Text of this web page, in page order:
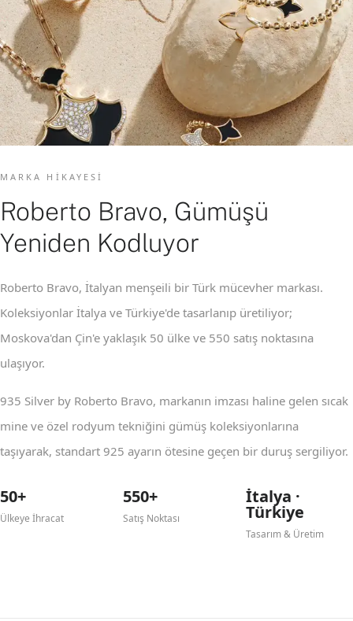
MARKA HIKAYESI
Roberto Bravo, Gümüşü
Yeniden Kodluyor
Roberto Bravo, İtalyan menşeili bir Türk mücevher markası.
Koleksiyonlar İtalya ve Türkiye'de tasarlanıp üretiliyor;
Moskova'dan Çin'e yaklaşık 50 ülke ve 550 satış noktasına
ulaşıyor.
935 Silver by Roberto Bravo, markanın imzası haline gelen sıcak
mine ve özel rodyum tekniğini gümüş koleksiyonlarına
taşıyarak, standart 925 ayarın ötesine geçen bir duruş sergiliyor.
50+
Ülkeye İhracat
550+
Satış Noktası
İtalya ·
Türkiye
Tasarım & Üretim